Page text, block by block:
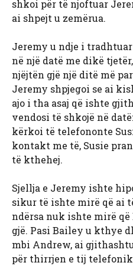
shkoi për të njoftuar
ai shpejt u zemërua.
Jeremy u ndje i
në një datë me dikë
njëjtën gjë një ditë më
Jeremy shpjegoi se ai
ajo i tha asaj që ishte
vendosi të shkojë në
kërkoi të telefononte
kontakt me të, Susie
të kthehej.
Sjellja e Jeremy ishte
sikur të ishte mirë që ai
ndërsa nuk ishte mirë
gjë. Pasi Bailey u kthye
mbi Andrew, ai
për thirrjen e tij